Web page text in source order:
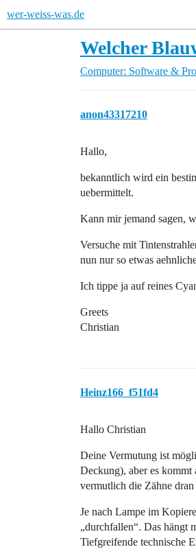
wer-weiss-was.de
Welcher
Computer: Software &
anon43317210
Hallo,
bekanntlich wird ein
uebermittelt.
Kann mir jemand sagen,
Versuche mit
nun nur so etwas
Ich tippe ja auf reines
Greets
Christian
Heinz166_f51fd4
Hallo Christian
Deine Vermutung ist
Deckung), aber es
vermutlich die Zähne dran
Je nach Lampe im
„durchfallen“. Das hängt
Tiefgreifende technische